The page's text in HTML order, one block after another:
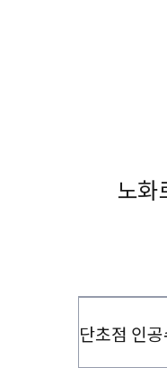
노화
단초점 인